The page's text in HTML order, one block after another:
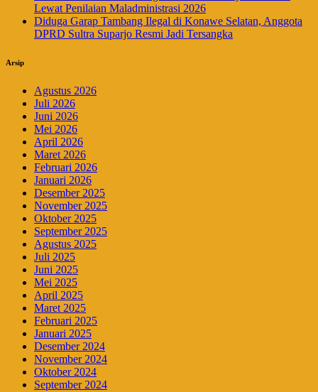
Lewat Penilaian Maladministrasi 2026
Diduga Garap Tambang Ilegal di Konawe Selatan, Anggota
DPRD Sultra Suparjo Resmi Jadi Tersangka
Arsip
Agustus 2026
Juli 2026
Juni 2026
Mei 2026
April 2026
Maret 2026
Februari 2026
Januari 2026
Desember 2025
November 2025
Oktober 2025
September 2025
Agustus 2025
Juli 2025
Juni 2025
Mei 2025
April 2025
Maret 2025
Februari 2025
Januari 2025
Desember 2024
November 2024
Oktober 2024
September 2024